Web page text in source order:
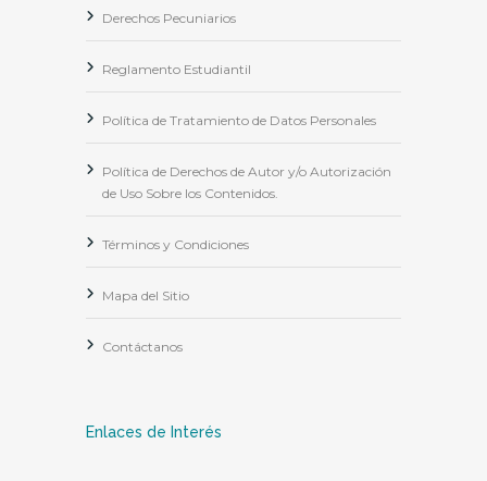
Derechos Pecuniarios
Reglamento Estudiantil
Política de Tratamiento de Datos Personales
Política de Derechos de Autor y/o Autorización
de Uso Sobre los Contenidos.
Términos y Condiciones
Mapa del Sitio
Contáctanos
Enlaces de Interés